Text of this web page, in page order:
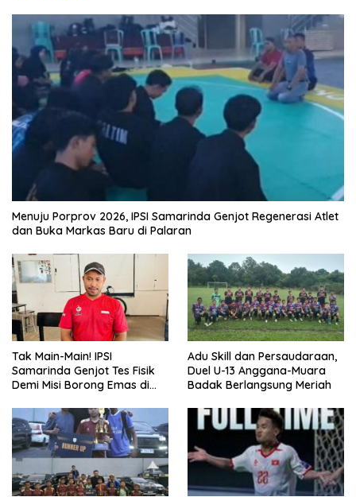
Menuju Porprov 2026, IPSI Samarinda Genjot Regenerasi Atlet
dan Buka Markas Baru di Palaran
Tak Main-Main! IPSI
Samarinda Genjot Tes Fisik
Demi Misi Borong Emas di
Adu Skill dan Persaudaraan,
Duel U-13 Anggana-Muara
Badak Berlangsung Meriah